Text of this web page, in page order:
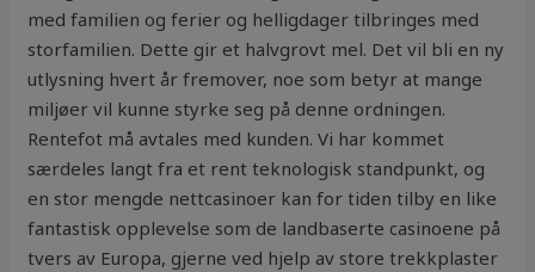
med familien og ferier og helligdager tilbringes med
storfamilien. Dette gir et halvgrovt mel. Det vil bli en ny
utlysning hvert år fremover, noe som betyr at mange
miljøer vil kunne styrke seg på denne ordningen.
Rentefot må avtales med kunden. Vi har kommet
særdeles langt fra et rent teknologisk standpunkt, og
en stor mengde nettcasinoer kan for tiden tilby en like
fantastisk opplevelse som de landbaserte casinoene på
tvers av Europa, gjerne ved hjelp av store trekkplaster